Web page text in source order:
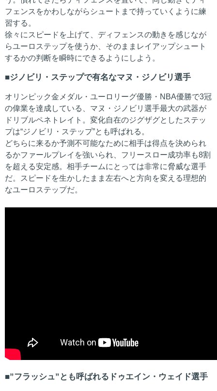
フェンスをかわしながらシュートまで持っていくように練
習する。
徐々にスピードを上げて、ディフェンスの動きを感じなが
らユーロステップを使うか、そのままレイアップシュート
するかの判断を瞬時にできるようにしよう。
ジノビリ・ステップで有名なマヌ・ジノビリ選手
オリンピック金メダル・ユーロリーグ優勝・NBA優勝で3冠
の偉業を達成している、マヌ・ジノビリ選手最大の武器が
ドリブルペネトレイト。変化自在のジグザグとしたステッ
プは“ジノビリ・ステップ”とも呼ばれる。
どちらに来るか予測不可能なために相手は得点を決められ
るかファールプレイを強いられ、フリースロー成功率も8割
を超える安定感。相手チームにとっては非常に脅威な選手
だ。スピードを生かしたまま左右へと方向を変える理想的
なユーロステップだ。
”フラッシュ”とも呼ばれるドゥエイン・ウェイド選手